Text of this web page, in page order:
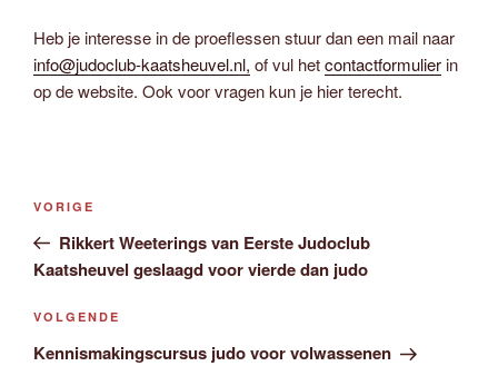
Heb je interesse in de proeflessen stuur dan een mail naar
info@judoclub-kaatsheuvel.nl, of vul hetcontactformulierin
op de website. Ook voor vragen kun je hier terecht.
Vorig
bericht
VORIGE
Rikkert Weeterings van Eerste Judoclub
Kaatsheuvel geslaagd voor vierde dan judo
Volgend
bericht
VOLGENDE
Kennismakingscursus judo voor volwassenen